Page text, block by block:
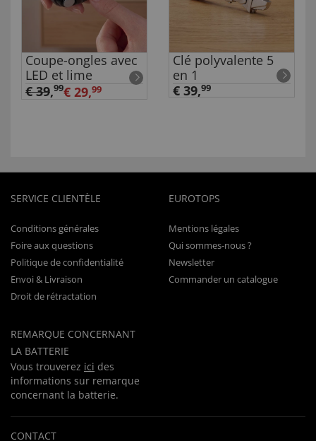
Coupe-ongles avec
LED et lime
€ 39,99€ 29,99
Clé polyvalente 5
en 1
€ 39,99
SERVICE CLIENTÈLE
Conditions générales
Foire aux questions
Politique de confidentialité
Envoi & Livraison
Droit de rétractation
REMARQUE CONCERNANT
LA BATTERIE
Vous trouverez ici des
informations sur remarque
concernant la batterie.
EUROTOPS
Mentions légales
Qui sommes-nous ?
Newsletter
Commander un catalogue
CONTACT